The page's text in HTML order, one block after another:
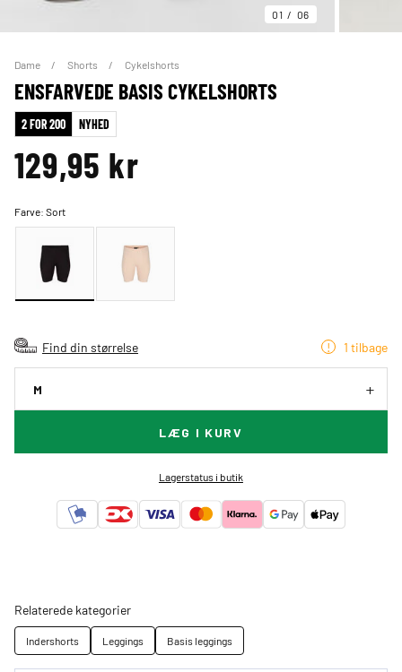
01 06
Dame Shorts Cykelshorts
ENSFARVEDE BASIS CYKELSHORTS
2 FOR 200 NYHED
129,95 kr
Farve:Sort
Find din størrelse 1 tilbage
M
LÆG I KURV
Lagerstatus i butik
Relaterede kategorier
Indershorts Leggings Basis leggings